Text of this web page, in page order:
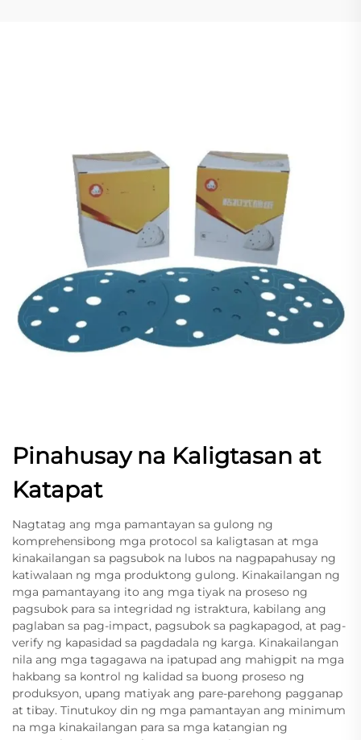
Pinahusay na Kaligtasan at
Katapat
Nagtatag ang mga pamantayan sa gulong ng
komprehensibong mga protocol sa kaligtasan at mga
kinakailangan sa pagsubok na lubos na nagpapahusay ng
katiwalaan ng mga produktong gulong. Kinakailangan ng
mga pamantayang ito ang mga tiyak na proseso ng
pagsubok para sa integridad ng istraktura, kabilang ang
paglaban sa pag-impact, pagsubok sa pagkapagod, at pag-
verify ng kapasidad sa pagdadala ng karga. Kinakailangan
nila ang mga tagagawa na ipatupad ang mahigpit na mga
hakbang sa kontrol ng kalidad sa buong proseso ng
produksyon, upang matiyak ang pare-parehong pagganap
at tibay. Tinutukoy din ng mga pamantayan ang minimum
na mga kinakailangan para sa mga katangian ng